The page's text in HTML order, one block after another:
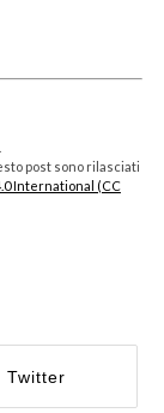
post sono rilasciati
International (CC
Twitter